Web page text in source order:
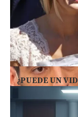
¿PUEDE UN